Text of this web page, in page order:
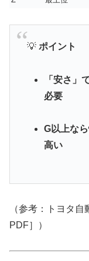
💡 ポイント
「安さ」
必要
G以上な
高い
（参考：トヨタ
PDF］）